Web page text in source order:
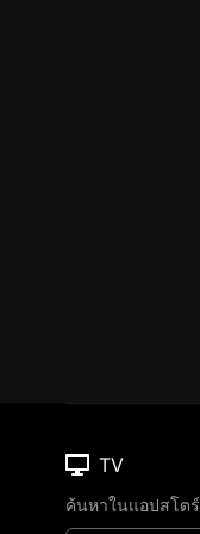
TV
ค้นหาในแอปสโตร์